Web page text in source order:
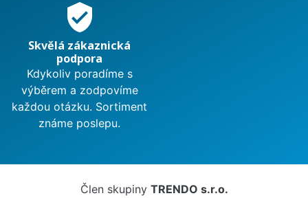
verified_user
Skvělá zákaznická
podpora
Kdykoliv poradíme s
výběrem a zodpovíme
každou otázku. Sortiment
známe poslepu.
Člen skupiny TRENDO s.r.o.